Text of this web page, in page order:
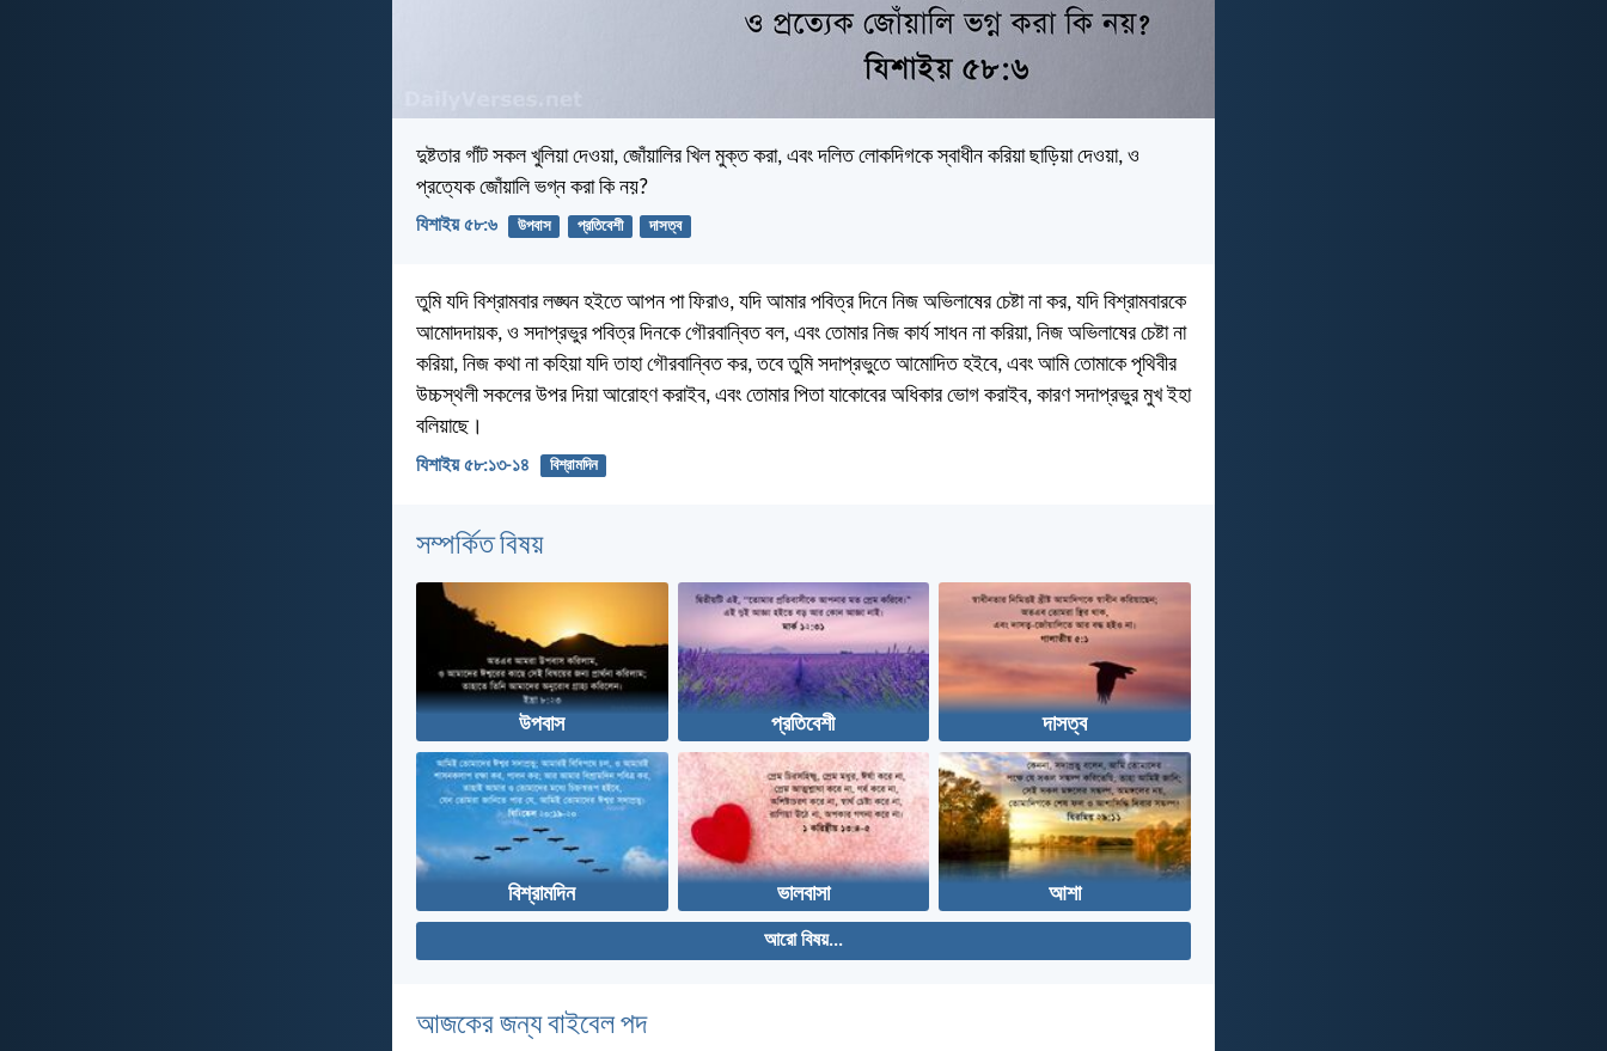
দুষ্টতার গাঁট সকল খুলিয়া দেওয়া, জোঁয়ালির খিল মুক্ত করা, এবং দলিত লোকদিগকে স্বাধীন করিয়া ছাড়িয়া দেওয়া, ও
প্রত্যেক জোঁয়ালি ভগ্ন করা কি নয়?
যিশাইয় ৫৮:৬ উপবাস প্রতিবেশী দাসত্ব
তুমি যদি বিশ্রামবার লঙ্ঘন হইতে আপন পা ফিরাও, যদি আমার পবিত্র দিনে নিজ অভিলাষের চেষ্টা না কর, যদি বিশ্রামবারকে
আমোদদায়ক, ও সদাপ্রভুর পবিত্র দিনকে গৌরবান্বিত বল, এবং তোমার নিজ কার্য সাধন না করিয়া, নিজ অভিলাষের চেষ্টা না
করিয়া, নিজ কথা না কহিয়া যদি তাহা গৌরবান্বিত কর, তবে তুমি সদাপ্রভুতে আমোদিত হইবে, এবং আমি তোমাকে পৃথিবীর
উচ্চস্থলী সকলের উপর দিয়া আরোহণ করাইব, এবং তোমার পিতা যাকোবের অধিকার ভোগ করাইব, কারণ সদাপ্রভুর মুখ ইহা
বলিয়াছে।
যিশাইয় ৫৮:১৩-১৪ বিশ্রামদিন
সম্পর্কিত বিষয়
উপবাস প্রতিবেশী দাসত্ব
বিশ্রামদিন ভালবাসা আশা
আরো বিষয়...
আজকের জন্য বাইবেল পদ